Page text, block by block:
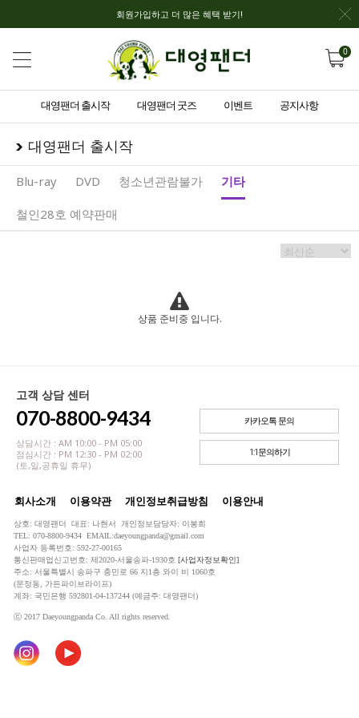
회원가입하고 더 많은 혜택 받기!
0
대영팬더 출시작 대영팬더 굿즈 이벤트 공지사항
대영팬더 출시작
Blu-ray DVD 청소년관람불가 기타
철인28호 예약판매
상품 준비중 입니다.
고객 상담 센터
070-8800-9434
상담시간 : AM 10:00 - PM 05:00
점심시간 : PM 12:30 - PM 02:00
(토,일,공휴일 휴무)
카카오톡 문의
1:1문의하기
회사소개 이용약관 개인정보취급방침 이용안내
상호: 대영팬더 대표: 나현서 개인정보담당자: 이봉희
TEL: 070-8800-9434 EMAIL:daeyoungpanda@gmail.com
사업자 등록번호: 592-27-00165
통신판매업신고번호: 제2020-서울송파-1930호 [사업자정보확인]
주소: 서울특별시 송파구 충민로 66 지1층 와이 비 1060호
(문정동, 가든파이브라이프)
계좌: 국민은행 592801-04-137244 (예금주: 대영팬더)
ⓒ 2017 Daeyoungpanda Co. All rights reserved.